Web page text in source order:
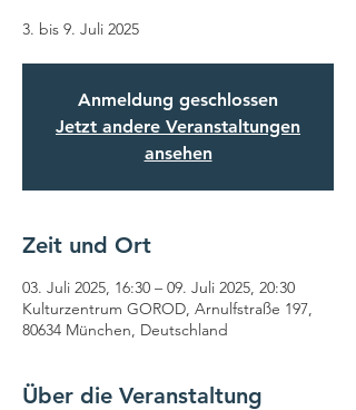
Anmeldung geschlossen
Jetzt andere Veranstaltungen
ansehen
Zeit und Ort
03. Juli 2025, 16:30 – 09. Juli 2025, 20:30
Kulturzentrum GOROD, Arnulfstraße 197,
80634 München, Deutschland
Über die Veranstaltung